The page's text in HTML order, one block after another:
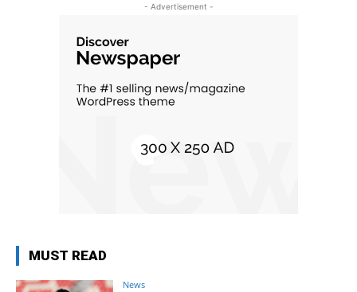
- Advertisement -
MUST READ
News